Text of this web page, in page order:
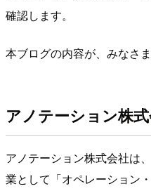
確認します。
本ブログの内容が、みなさ
アノテーション株
アノテーション株式会社は
業として「オペレーション